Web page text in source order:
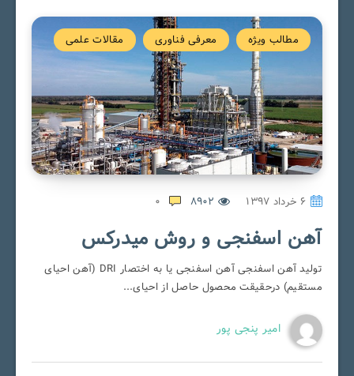
مطالب ویژه معرفی فناوری مقالات علمی
۶ خرداد ۱۳۹۷ 8902
0
آهن اسفنجی و روش میدرکس
تولید آهن اسفنجی آهن اسفنجی یا به اختصار DRI (آهن احیای
مستقیم) درحقیقت محصول حاصل از احیای...
امیر پنجی پور